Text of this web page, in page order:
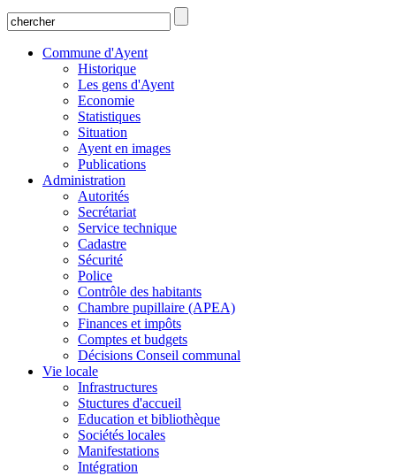
Commune d'Ayent
Historique
Les gens d'Ayent
Economie
Statistiques
Situation
Ayent en images
Publications
Administration
Autorités
Secrétariat
Service technique
Cadastre
Sécurité
Police
Contrôle des habitants
Chambre pupillaire (APEA)
Finances et impôts
Comptes et budgets
Décisions Conseil communal
Vie locale
Infrastructures
Stuctures d'accueil
Education et bibliothèque
Sociétés locales
Manifestations
Intégration